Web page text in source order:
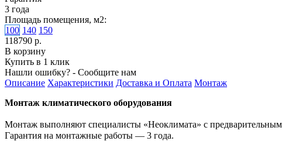
3 года
Площадь помещения, м2:
100 140 150
118790 р.
В корзину
Купить в 1 клик
Нашли ошибку? - Сообщите нам
Описание Характеристики Доставка и Оплата Монтаж
Монтаж климатического оборудования
Монтаж выполняют специалисты «Неоклимата» с
Гарантия на монтажные работы — 3 года.